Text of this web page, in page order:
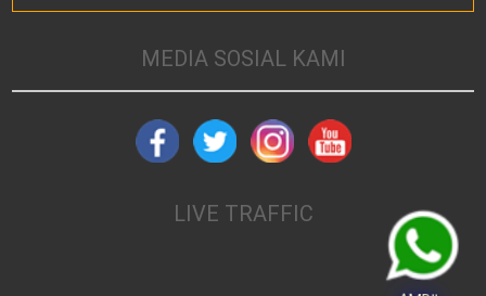
MEDIA SOSIAL KAMI
LIVE TRAFFIC